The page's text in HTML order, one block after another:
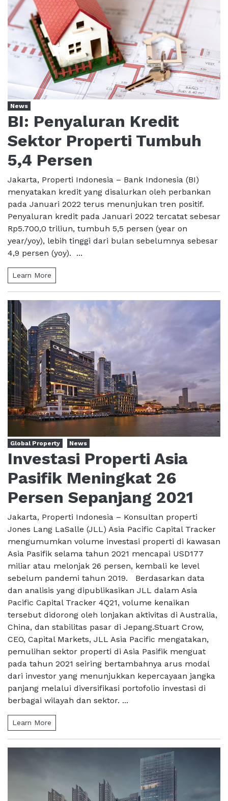
News
BI: Penyaluran Kredit
Sektor Properti Tumbuh
5,4 Persen
Jakarta, Properti Indonesia – Bank Indonesia (BI)
menyatakan kredit yang disalurkan oleh perbankan
pada Januari 2022 terus menunjukan tren positif.
Penyaluran kredit pada Januari 2022 tercatat sebesar
Rp5.700,0 triliun, tumbuh 5,5 persen (year on
year/yoy), lebih tinggi dari bulan sebelumnya sebesar
4,9 persen (yoy). ...
Learn More
Global Property News
Investasi Properti Asia
Pasifik Meningkat 26
Persen Sepanjang 2021
Jakarta, Properti Indonesia – Konsultan properti
Jones Lang LaSalle (JLL) Asia Pacific Capital Tracker
mengumumkan volume investasi properti di kawasan
Asia Pasifik selama tahun 2021 mencapai USD177
miliar atau melonjak 26 persen, kembali ke level
sebelum pandemi tahun 2019. Berdasarkan data
dan analisis yang dipublikasikan JLL dalam Asia
Pacific Capital Tracker 4Q21, volume kenaikan
tersebut didorong oleh lonjakan aktivitas di Australia,
China, dan stabilitas pasar di Jepang.Stuart Crow,
CEO, Capital Markets, JLL Asia Pacific mengatakan,
pemulihan sektor properti di Asia Pasifik menguat
pada tahun 2021 seiring bertambahnya arus modal
dari investor yang menunjukkan kepercayaan jangka
panjang melalui diversifikasi portofolio investasi di
berbagai wilayah dan sektor. ...
Learn More